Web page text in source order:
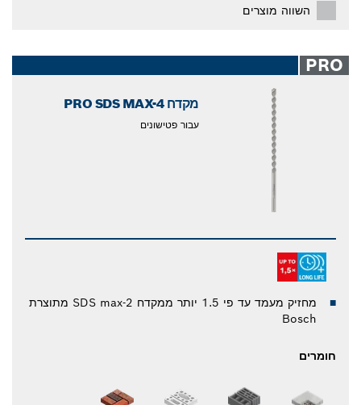
השווה מוצרים
PRO
מקדח PRO SDS MAX-4
עבור פטישונים
מחזיק מעמד עד פי 1.5 יותר ממקדח SDS max-2 מתוצרת
Bosch
חומרים